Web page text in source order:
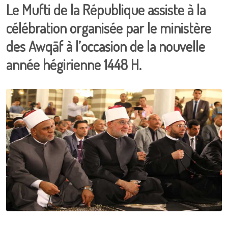
Le Mufti de la République assiste à la
célébration organisée par le ministère
des Awqāf à l’occasion de la nouvelle
année hégirienne 1448 H.